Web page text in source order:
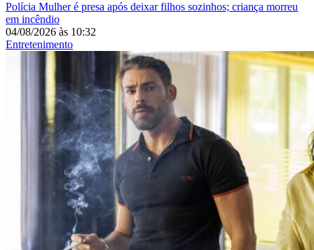
Polícia Mulher é presa após deixar filhos sozinhos; criança morreu
em incêndio
04/08/2026 às 10:32
Entretenimento